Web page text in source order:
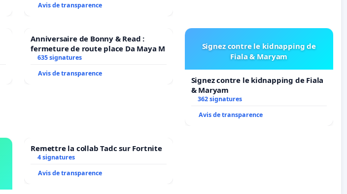
Avis de transparence
Anniversaire de Bonny & Read :
fermeture de route place Da Maya M
635 signatures
Avis de transparence
Signez contre le kidnapping de
Fiala & Maryam
Signez contre le kidnapping de Fiala
& Maryam
362 signatures
Avis de transparence
Remettre la collab Tadc sur Fortnite
4 signatures
Avis de transparence